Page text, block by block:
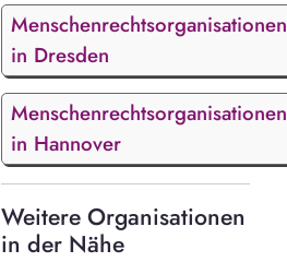
Menschenrechtsorganisationen
in Dresden
Menschenrechtsorganisationen
in Hannover
Weitere Organisationen
in der Nähe